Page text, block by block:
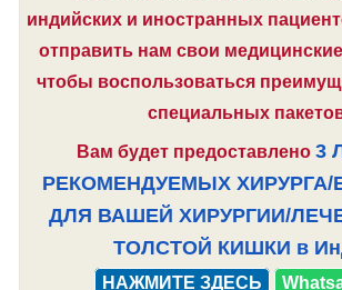
индийских и иностранных
отправить нам свои
чтобы воспользоваться
специальных
Вам будет предоставлено 3
РЕКОМЕНДУЕМЫХ
ДЛЯ ВАШЕЙ ХИРУРГИИ/
ТОЛСТОЙ КИШКИ в
НАЖМИТЕ ЗДЕСЬ